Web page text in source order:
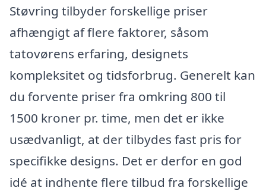
Støvring tilbyder forskellige priser
afhængigt af flere faktorer, såsom
tatovørens erfaring, designets
kompleksitet og tidsforbrug. Generelt kan
du forvente priser fra omkring 800 til
1500 kroner pr. time, men det er ikke
usædvanligt, at der tilbydes fast pris for
specifikke designs. Det er derfor en god
idé at indhente flere tilbud fra forskellige